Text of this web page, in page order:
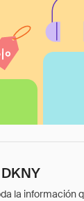
la información